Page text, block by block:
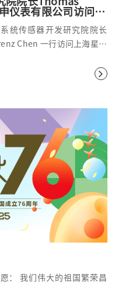
仪表有限公司访问交
统传感器开发研究院院长
Chen 一行访问上海星申
作，此次合作为耐辐照压力
耐辐照压力传感器领域的
繁荣昌